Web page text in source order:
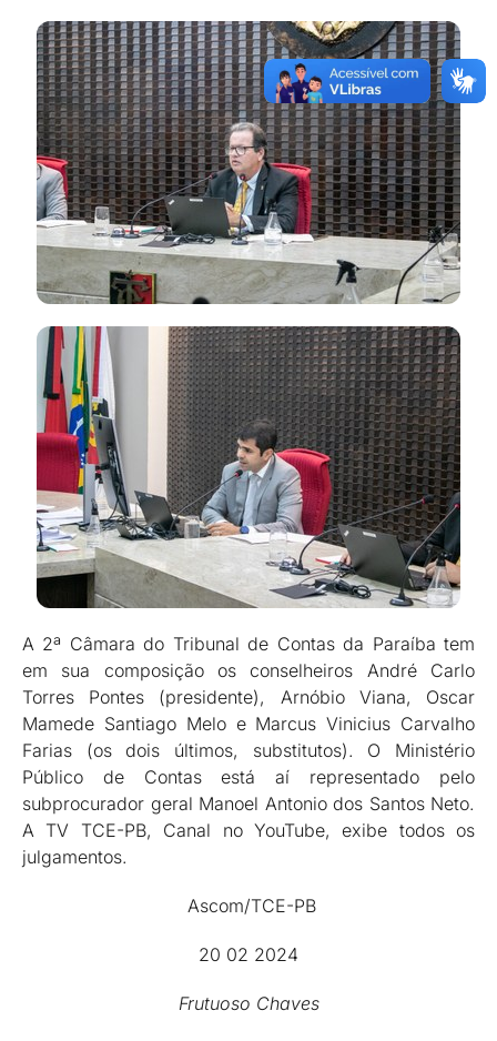
A 2ª Câmara do Tribunal de Contas da Paraíba tem
em sua composição os conselheiros André Carlo
Torres Pontes (presidente), Arnóbio Viana, Oscar
Mamede Santiago Melo e Marcus Vinicius Carvalho
Farias (os dois últimos, substitutos). O Ministério
Público de Contas está aí representado pelo
subprocurador geral Manoel Antonio dos Santos Neto.
A TV TCE-PB, Canal no YouTube, exibe todos os
julgamentos.
Ascom/TCE-PB
20 02 2024
Frutuoso Chaves